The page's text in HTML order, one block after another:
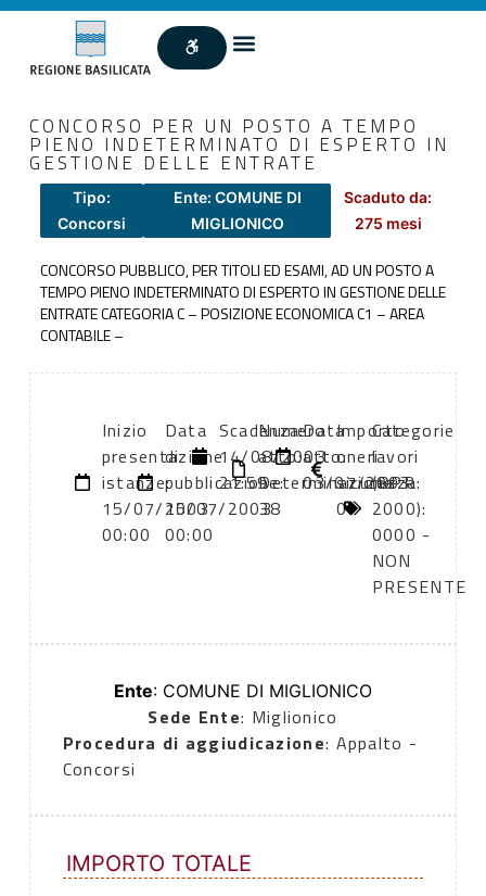
CONCORSO PER UN POSTO A TEMPO
PIENO INDETERMINATO DI ESPERTO IN
GESTIONE DELLE ENTRATE
Tipo:
Concorsi
Ente: COMUNE DI
MIGLIONICO
Scaduto da:
275 mesi
CONCORSO PUBBLICO, PER TITOLI ED ESAMI, AD UN POSTO A
TEMPO PIENO INDETERMINATO DI ESPERTO IN GESTIONE DELLE
ENTRATE CATEGORIA C – POSIZIONE ECONOMICA C1 – AREA
CONTABILE –
Inizio
presentazione
istanze:
15/07/2003
00:00
Data
di
pubblicazione:
15/07/2003
00:00
Scadenza:
14/08/2003
21:59
Numero
atto:
Determinazione
38
Data
atto:
03/07/2003
Importo
oneri
sicurezza:
0
Categorie
lavori
(DPR
2000):
0000 -
NON
PRESENTE
Ente: COMUNE DI MIGLIONICO
Sede Ente: Miglionico
Procedura di aggiudicazione: Appalto -
Concorsi
IMPORTO TOTALE